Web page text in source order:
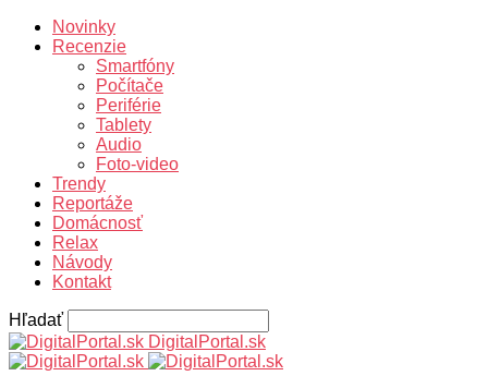
Novinky
Recenzie
Smartfóny
Počítače
Periférie
Tablety
Audio
Foto-video
Trendy
Reportáže
Domácnosť
Relax
Návody
Kontakt
Hľadať
DigitalPortal.sk